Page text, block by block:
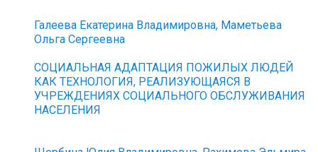
Галеева Екатерина Владимировна, Маметьева
Ольга Сергеевна
СОЦИАЛЬНАЯ АДАПТАЦИЯ ПОЖИЛЫХ ЛЮДЕЙ
КАК ТЕХНОЛОГИЯ, РЕАЛИЗУЮЩАЯСЯ В
УЧРЕЖДЕНИЯХ СОЦИАЛЬНОГО ОБСЛУЖИВАНИЯ
НАСЕЛЕНИЯ